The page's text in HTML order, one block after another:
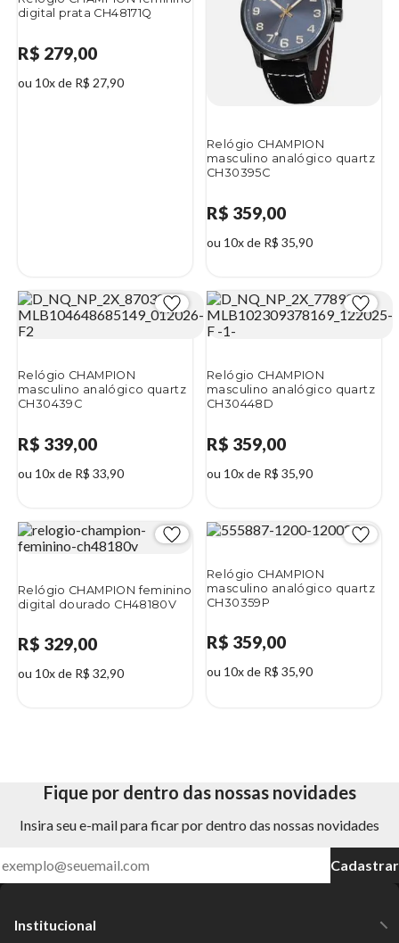
digital prata CH48171Q
R$ 279,00
ou 10x de R$ 27,90
Relógio CHAMPION
masculino analógico quartz
CH30395C
R$ 359,00
ou 10x de R$ 35,90
Relógio CHAMPION
masculino analógico quartz
CH30439C
R$ 339,00
ou 10x de R$ 33,90
Relógio CHAMPION
masculino analógico quartz
CH30448D
R$ 359,00
ou 10x de R$ 35,90
Relógio CHAMPION feminino
digital dourado CH48180V
R$ 329,00
ou 10x de R$ 32,90
Relógio CHAMPION
masculino analógico quartz
CH30359P
R$ 359,00
ou 10x de R$ 35,90
Fique por dentro das nossas novidades
Insira seu e-mail para ficar por dentro das nossas novidades
Cadastrar
Institucional